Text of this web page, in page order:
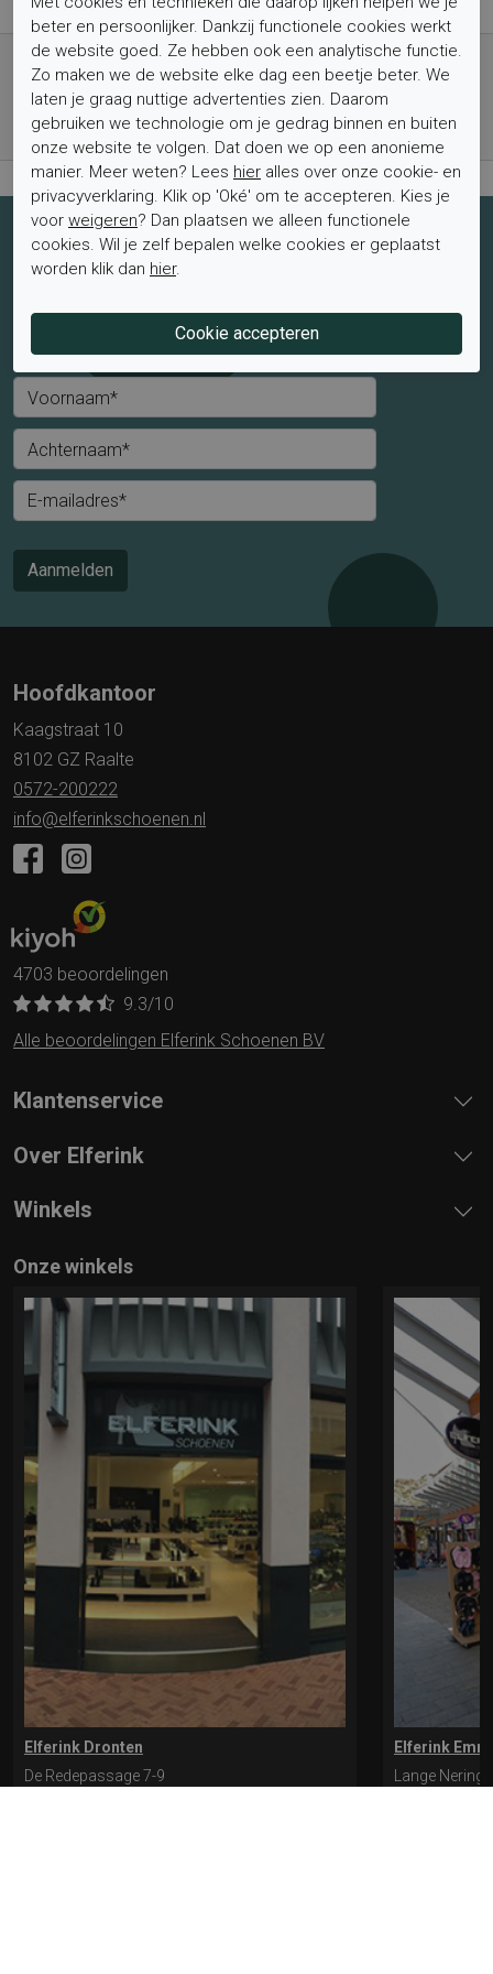
Gratis verzending vanaf € 59,- (voor NL)
Bestel nu, betaal achteraf met Klarna
Levertijd 1-2 werkdagen*
Retourtermijn van 2 weken
Schrijf je nu in voor de nieuwsbrief
Schrijf je in voor de nieuwsbrief en blijf op de hoogte van de
Mevrouw Meneer
Voornaam*
Achternaam*
E-mailadres*
Aanmelden
Hoofdkantoor
Kaagstraat 10
8102 GZ Raalte
0572-200222
info@elferinkschoenen.nl
4703 beoordelingen
9.3/10
Alle beoordelingen Elferink Schoenen BV
Klantenservice
Over Elferink
Winkels
Onze winkels
Elferink Dronten
De Redepassage 7-9
Elferink
Lange Nering
beter en persoonlijker. Dankzij functionele cookies werkt
de website goed. Ze hebben ook een analytische functie.
Zo maken we de website elke dag een beetje beter. We
laten je graag nuttige advertenties zien. Daarom
gebruiken we technologie om je gedrag binnen en buiten
onze website te volgen. Dat doen we op een anonieme
manier. Meer weten? Lees hier alles over onze cookie- en
privacyverklaring. Klik op 'Oké' om te accepteren. Kies je
voor weigeren? Dan plaatsen we alleen functionele
cookies. Wil je zelf bepalen welke cookies er geplaatst
worden klik dan hier.